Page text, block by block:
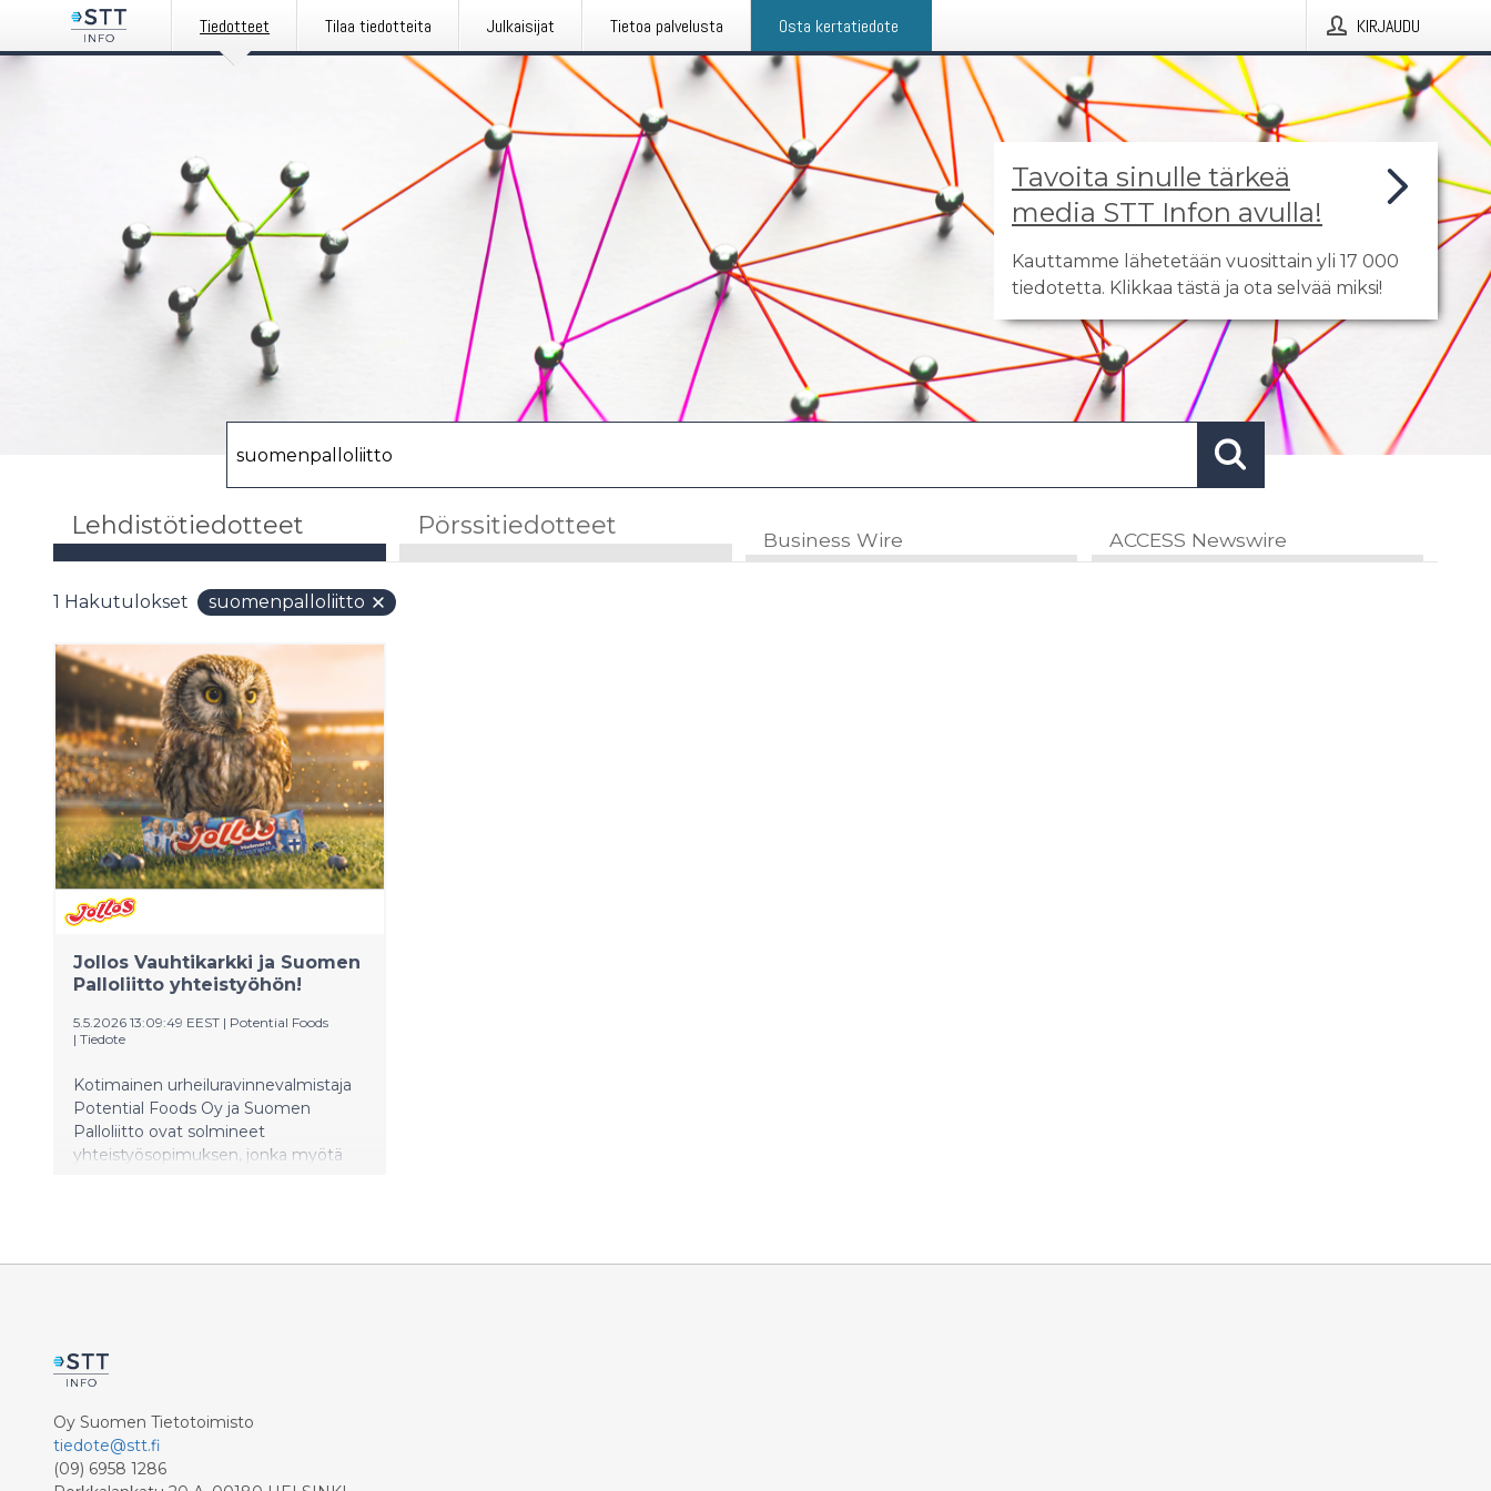
Tiedotteet Tilaa tiedotteita Julkaisijat Tietoa palvelusta Osta kertatiedote KIRJAUDU
Tavoita sinulle tärkeä
media STT Infon avulla!
Kauttamme lähetetään vuosittain yli 17 000
tiedotetta. Klikkaa tästä ja ota selvää miksi!
Lehdistötiedotteet Pörssitiedotteet Business Wire ACCESS Newswire
1 Hakutulokset suomenpalloliitto
Jollos Vauhtikarkki ja Suomen
Palloliitto yhteistyöhön!
5.5.2026 13:09:49 EEST | Potential Foods
| Tiedote
Kotimainen urheiluravinnevalmistaja
Potential Foods Oy ja Suomen
Palloliitto ovat solmineet
yhteistyösopimuksen, jonka myötä
suomalaisten suosikki, mustikka.
Suomen.
Oy Suomen Tietotoimisto
tiedote@stt.fi
(09) 6958 1286